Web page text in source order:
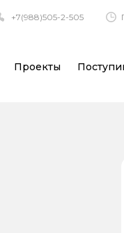
+7(988)505-2-505
Проекты